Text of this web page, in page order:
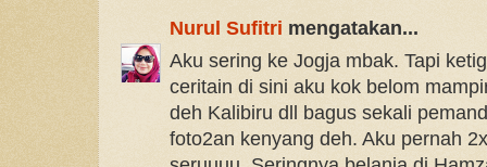
Nurul Sufitri mengatakan...
Aku sering ke Jogja mbak. Tapi
ceritain di sini aku kok belom
deh Kalibiru dll bagus sekali
foto2an kenyang deh. Aku pernah